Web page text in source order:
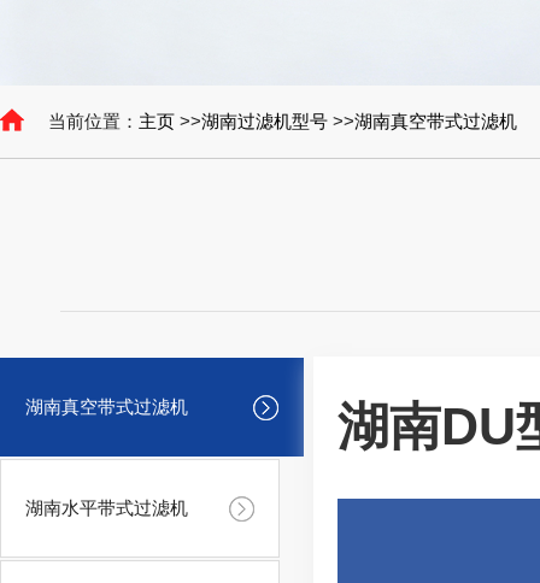
当前位置： 主页 >>湖南过滤机型号 >>湖南真空带式过滤机
湖南真空带式过滤机
湖南水平带式过滤机
湖南DU